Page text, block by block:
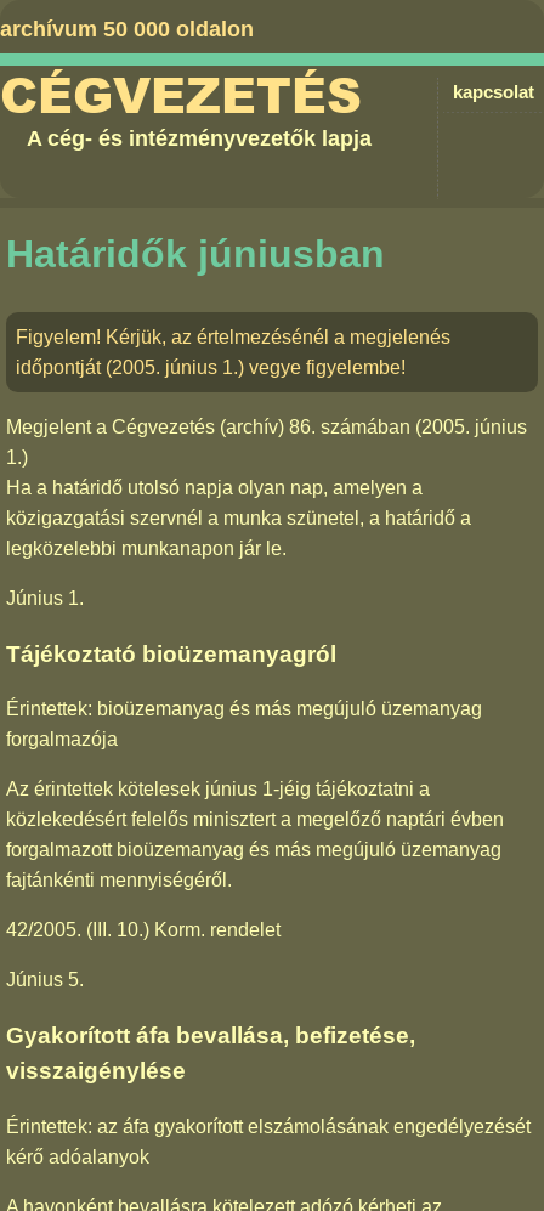
archívum 50 000 oldalon
kapcsolat
CÉGVEZETÉS
A cég- és intézményvezetők lapja
Határidők júniusban
Figyelem! Kérjük, az értelmezésénél a megjelenés
időpontját (2005. június 1.) vegye figyelembe!
Megjelent a Cégvezetés (archív) 86. számában (2005. június
1.)
Ha a határidő utolsó napja olyan nap, amelyen a
közigazgatási szervnél a munka szünetel, a határidő a
legközelebbi munkanapon jár le.
Június 1.
Tájékoztató bioüzemanyagról
Érintettek: bioüzemanyag és más megújuló üzemanyag
forgalmazója
Az érintettek kötelesek június 1-jéig tájékoztatni a
közlekedésért felelős minisztert a megelőző naptári évben
forgalmazott bioüzemanyag és más megújuló üzemanyag
fajtánkénti mennyiségéről.
42/2005. (III. 10.) Korm. rendelet
Június 5.
Gyakorított áfa bevallása, befizetése,
visszaigénylése
Érintettek: az áfa gyakorított elszámolásának engedélyezését
kérő adóalanyok
A havonként bevallásra kötelezett adózó kérheti az